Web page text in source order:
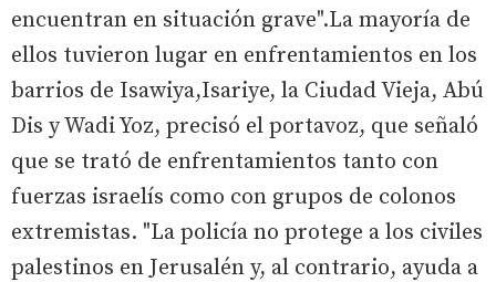
encuentran en situación grave".La mayoría de
ellos tuvieron lugar en enfrentamientos en los
barrios de Isawiya,Isariye, la Ciudad Vieja, Abú
Dis y Wadi Yoz, precisó el portavoz, que señaló
que se trató de enfrentamientos tanto con
fuerzas israelís como con grupos de colonos
extremistas. "La policía no protege a los civiles
palestinos en Jerusalén y, al contrario, ayuda a